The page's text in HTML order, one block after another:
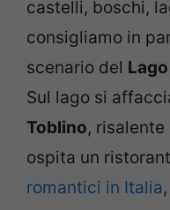
castelli, boschi,
consigliamo in
scenario del
Sul lago si
Toblino, risalente
ospita un
romantici in Italia